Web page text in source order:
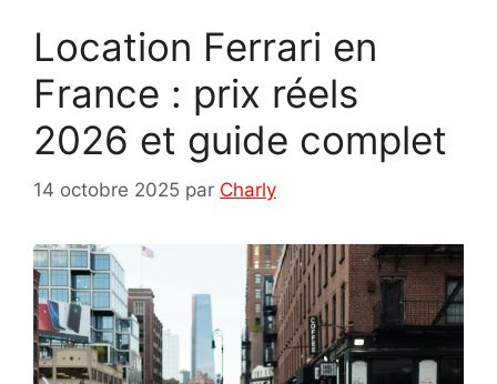
Location Ferrari en
France : prix réels
2026 et guide complet
14 octobre 2025 par Charly